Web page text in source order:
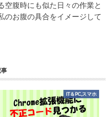
空腹時にも似た日々の作業と
のお腹の具合をイメージして
IT＆PC,スマホ